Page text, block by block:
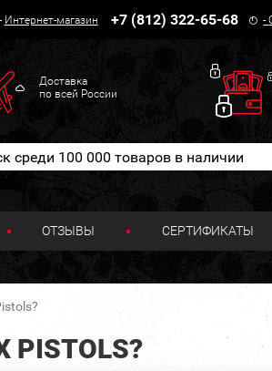
- Интернет-магазин +7 (812) 322-65-68 -
Доставка
по всей России
ОТЗЫВЫ СЕРТИФИКАТЫ